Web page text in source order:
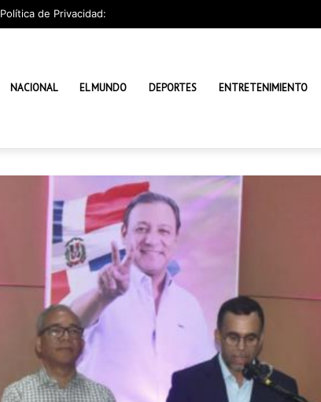
Política de Privacidad:
NACIONAL EL MUNDO DEPORTES ENTRETENIMIENTO